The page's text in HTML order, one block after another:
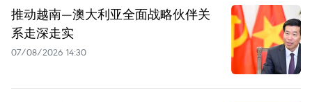
推动越南—澳大利亚全面战略伙伴关
系走深走实
07/08/2026 14:30